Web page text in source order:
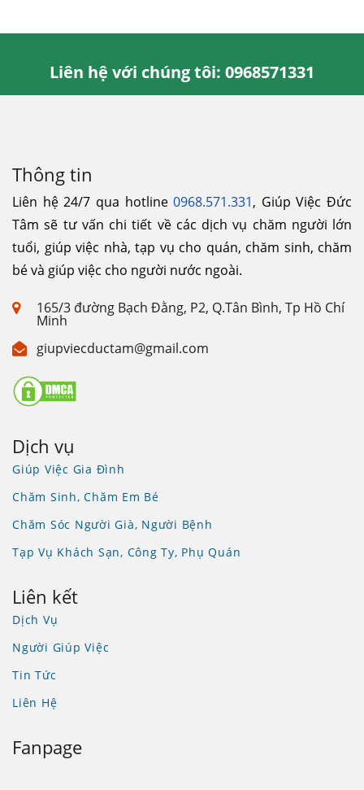
Liên hệ với chúng tôi: 0968571331
Thông tin
Liên hệ 24/7 qua hotline0968.571.331, Giúp Việc Đức
Tâm sẽ tư vấn chi tiết về các dịch vụ chăm người lớn
tuổi, giúp việc nhà, tạp vụ cho quán, chăm sinh, chăm
bé và giúp việc cho người nước ngoài.
165/3 đường Bạch Đằng, P2, Q.Tân Bình, Tp Hồ Chí
Minh
giupviecductam@gmail.com
Dịch vụ
Giúp Việc Gia Đình
Chăm Sinh, Chăm Em Bé
Chăm Sóc Người Già, Người Bệnh
Tạp Vụ Khách Sạn, Công Ty, Phụ Quán
Liên kết
Dịch Vụ
Người Giúp Việc
Tin Tức
Liên Hệ
Fanpage